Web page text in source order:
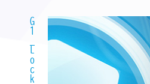
G1_Lock